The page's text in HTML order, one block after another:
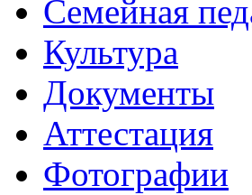
Семейная
Культура
Документы
Аттестация
Фотографии